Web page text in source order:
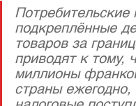
Потребительские
подкреплённые
товаров за
приводят к тому,
миллионы
страны